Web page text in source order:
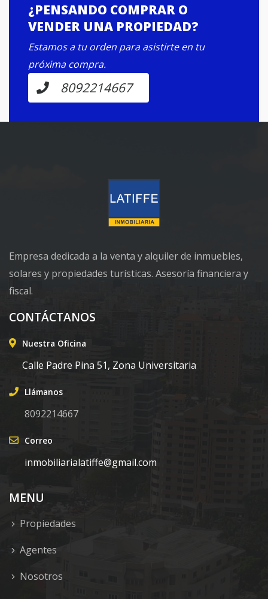
¿PENSANDO COMPRAR O
VENDER UNA PROPIEDAD?
Estamos a tu orden para asistirte en tu
próxima compra.
8092214667
Empresa dedicada a la venta y alquiler de inmuebles,
solares y propiedades turísticas. Asesoría financiera y
fiscal.
CONTÁCTANOS
Nuestra Oficina
Calle Padre Pina 51, Zona Universitaria
Llámanos
8092214667
Correo
inmobiliarialatiffe@gmail.com
MENU
Propiedades
Agentes
Nosotros